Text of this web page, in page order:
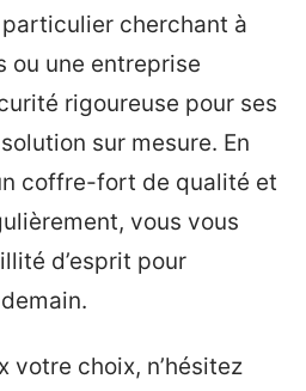
cherchant à
ou une entreprise
rigoureuse pour ses
sur mesure. En
coffre-fort de qualité et
vous vous
d’esprit pour
votre choix, n’hésitez